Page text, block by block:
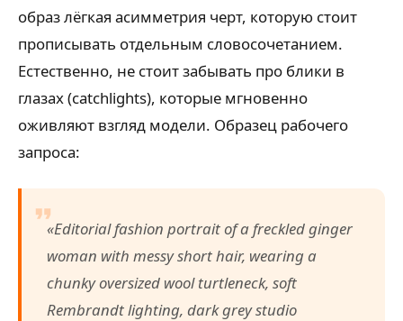
образ лёгкая асимметрия черт, которую стоит
прописывать отдельным словосочетанием.
Естественно, не стоит забывать про блики в
глазах (catchlights), которые мгновенно
оживляют взгляд модели. Образец рабочего
запроса:
«Editorial fashion portrait of a freckled ginger
woman with messy short hair, wearing a
chunky oversized wool turtleneck, soft
Rembrandt lighting, dark grey studio